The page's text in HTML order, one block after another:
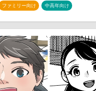
ファミリー向け 中高年向け